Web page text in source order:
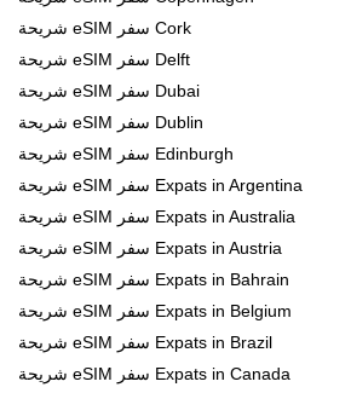
شريحة eSIM سفر Cork
شريحة eSIM سفر Delft
شريحة eSIM سفر Dubai
شريحة eSIM سفر Dublin
شريحة eSIM سفر Edinburgh
شريحة eSIM سفر Expats in Argentina
شريحة eSIM سفر Expats in Australia
شريحة eSIM سفر Expats in Austria
شريحة eSIM سفر Expats in Bahrain
شريحة eSIM سفر Expats in Belgium
شريحة eSIM سفر Expats in Brazil
شريحة eSIM سفر Expats in Canada